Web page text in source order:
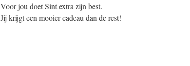
Voor jou doet Sint extra zijn best.
Jij krijgt een mooier cadeau dan de rest!